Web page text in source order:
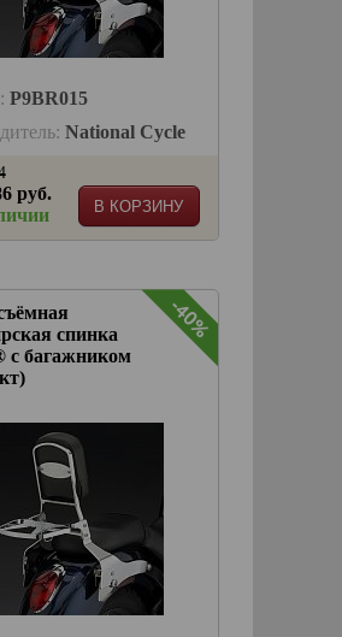
P9BR015
National Cycle
В КОРЗИНУ
руб.
спинка
с багажником
-40%